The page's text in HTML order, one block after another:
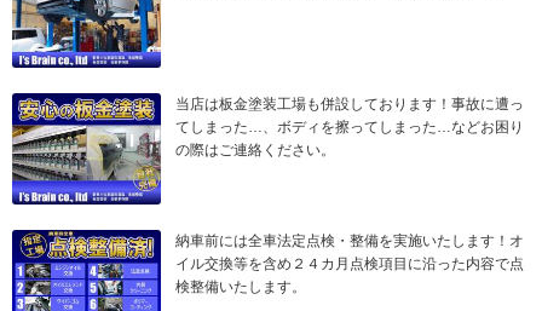
当店は板金塗装工場も併設しております！事故に遭っ
てしまった…、ボディを擦ってしまった…などお困り
の際はご連絡ください。
納車前には全車法定点検・整備を実施いたします！オ
イル交換等を含め２４カ月点検項目に沿った内容で点
検整備いたします。